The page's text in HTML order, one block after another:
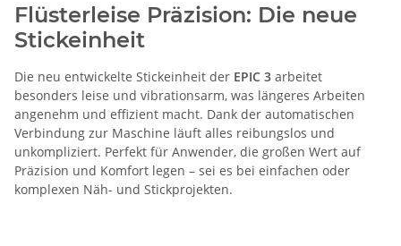
Flüsterleise Präzision: Die neue
Stickeinheit
Die neu entwickelte Stickeinheit der EPIC 3 arbeitet
besonders leise und vibrationsarm, was längeres Arbeiten
angenehm und effizient macht. Dank der automatischen
Verbindung zur Maschine läuft alles reibungslos und
unkompliziert. Perfekt für Anwender, die großen Wert auf
Präzision und Komfort legen – sei es bei einfachen oder
komplexen Näh- und Stickprojekten.